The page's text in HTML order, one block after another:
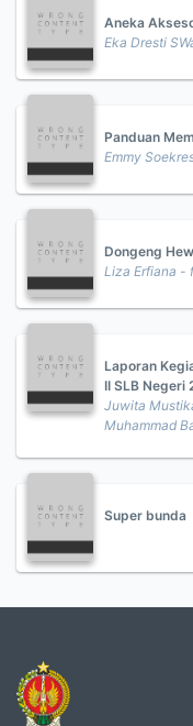
Aneka
Eka Dresti
Panduan
Emmy
Dongeng
Liza Erfiana -
Laporan
II SLB Negeri
Juwita
Muhammad
Super bunda